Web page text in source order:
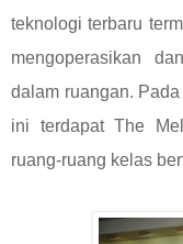
teknologi terbaru
mengoperasikan
dalam ruangan.
ini terdapat The
ruang-ruang kelas